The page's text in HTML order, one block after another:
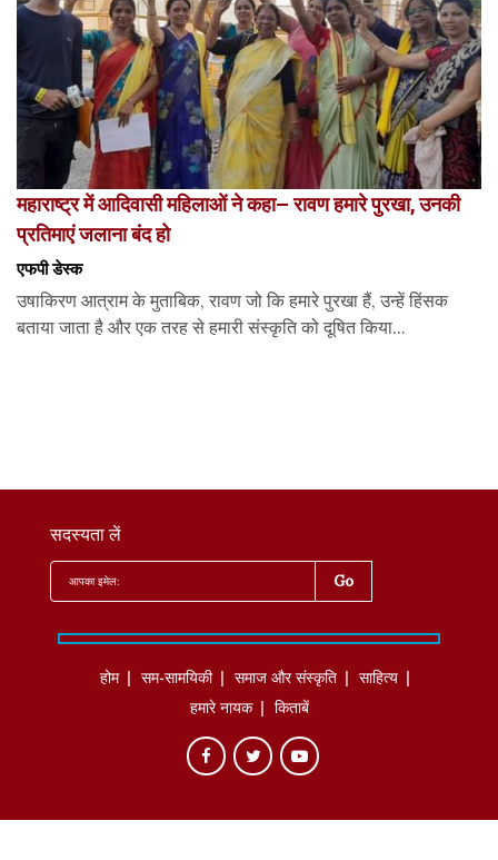
महाराष्ट्र में आदिवासी महिलाओं ने कहा– रावण हमारे पुरखा, उनकी
प्रतिमाएं जलाना बंद हो
एफपी डेस्‍क
उषाकिरण आत्राम के मुताबिक, रावण जो कि हमारे पुरखा हैं, उन्हें हिंसक
बताया जाता है और एक तरह से हमारी संस्कृति को दूषित किया...
सदस्यता लें
होम सम-सामयिकी समाज और संस्कृति
साहित्‍य
हमारे नायक
किताबें